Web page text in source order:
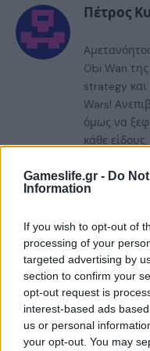
Gameslife.gr - Do
Information
If you wish to opt-out of
processing of your
targeted advertising by
section to confirm your
opt-out request is
interest-based ads
us or personal
your opt-out. You may
Πέτρος
Obi Wan
strategy και
Wars!
όμως να
κάθε
κατηγορία...
RELATEDPOSTS